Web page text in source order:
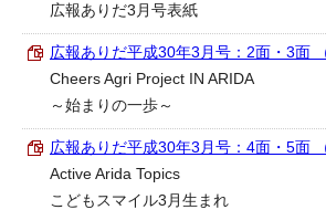
広報ありだ3月号表紙
広報ありだ平成30年3月号：2面・3面
Cheers Agri Project IN ARIDA
～始まりの一歩～
広報ありだ平成30年3月号：4面・5面
Active Arida Topics
こどもスマイル3月生まれ